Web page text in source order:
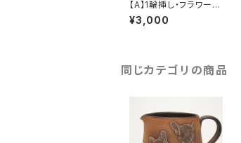
【A】1輪挿し・フラワーベ
ース・花瓶 フレンチブ
ルドッグ
¥3,000
同じカテゴリの商品